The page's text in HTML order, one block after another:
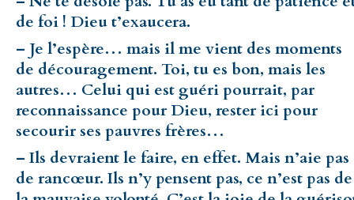
de foi ! Dieu t’exaucera.
– Je l’espère… mais il me vient des moments
de découragement. Toi, tu es bon, mais les
autres… Celui qui est guéri pourrait, par
reconnaissance pour Dieu, rester ici pour
secourir ses pauvres frères…
– Ils devraient le faire, en effet. Mais n’aie pas
de rancœur. Ils n’y pensent pas, ce n’est pas de